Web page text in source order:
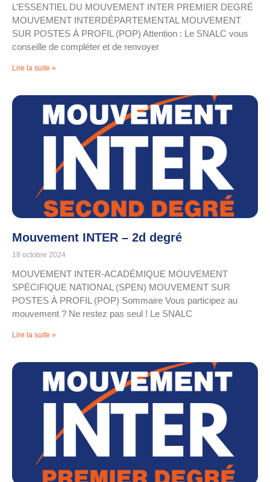
L’ESSENTIEL DU MOUVEMENT INTER PREMIER DEGRÉ
MOUVEMENT INTERDÉPARTEMENTAL MOUVEMENT
SUR POSTES À PROFIL (POP) Attention : Le SNALC vous
conseille de compléter et de renvoyer
Lire la suite »
Mouvement INTER – 2d degré
18 octobre 2024
MOUVEMENT INTER-ACADÉMIQUE MOUVEMENT
SPÉCIFIQUE NATIONAL (SPEN) MOUVEMENT SUR
POSTES À PROFIL (POP) Sommaire Vous participez au
mouvement ? Ne restez pas seul ! Le SNALC
Lire la suite »